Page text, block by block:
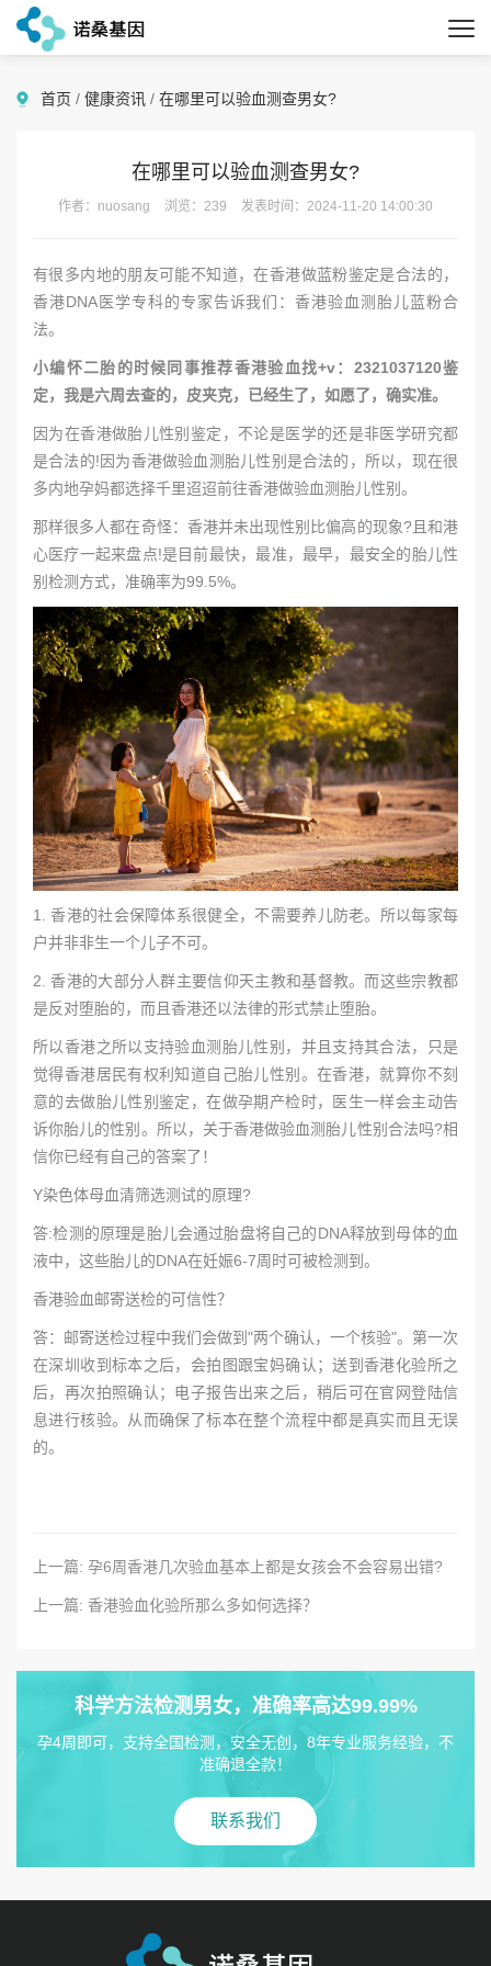
首页 / 健康资讯 / 在哪里可以验血测查男女?
在哪里可以验血测查男女?
作者：nuosang 浏览：239 发表时间：2024-11-20 14:00:30
有很多内地的朋友可能不知道，在香港做蓝粉鉴定是合法的，
香港DNA医学专科的专家告诉我们：香港验血测胎儿蓝粉合
法。
小编怀二胎的时候同事推荐香港验血找+v：2321037120鉴
定，我是六周去查的，皮夹克，已经生了，如愿了，确实准。
因为在香港做胎儿性别鉴定，不论是医学的还是非医学研究都
是合法的!因为香港做验血测胎儿性别是合法的，所以，现在很
多内地孕妈都选择千里迢迢前往香港做验血测胎儿性别。
那样很多人都在奇怪：香港并未出现性别比偏高的现象?且和港
心医疗一起来盘点!是目前最快，最准，最早，最安全的胎儿性
别检测方式，准确率为99.5%。
1. 香港的社会保障体系很健全，不需要养儿防老。所以每家每
户并非非生一个儿子不可。
2. 香港的大部分人群主要信仰天主教和基督教。而这些宗教都
是反对堕胎的，而且香港还以法律的形式禁止堕胎。
所以香港之所以支持验血测胎儿性别，并且支持其合法，只是
觉得香港居民有权利知道自己胎儿性别。在香港，就算你不刻
意的去做胎儿性别鉴定，在做孕期产检时，医生一样会主动告
诉你胎儿的性别。所以，关于香港做验血测胎儿性别合法吗?相
信你已经有自己的答案了！
Y染色体母血清筛选测试的原理?
答:检测的原理是胎儿会通过胎盘将自己的DNA释放到母体的血
液中，这些胎儿的DNA在妊娠6-7周时可被检测到。
香港验血邮寄送检的可信性？
答：邮寄送检过程中我们会做到"两个确认，一个核验"。第一次
在深圳收到标本之后，会拍图跟宝妈确认；送到香港化验所之
后，再次拍照确认；电子报告出来之后，稍后可在官网登陆信
息进行核验。从而确保了标本在整个流程中都是真实而且无误
的。
上一篇: 孕6周香港几次验血基本上都是女孩会不会容易出错?
上一篇: 香港验血化验所那么多如何选择？
科学方法检测男女，准确率高达99.99%
孕4周即可，支持全国检测，安全无创，8年专业服务经验，不
准确退全款！
联系我们